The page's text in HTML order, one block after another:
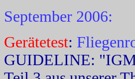
September 2006:
Gerätetest:
GUIDELINE: